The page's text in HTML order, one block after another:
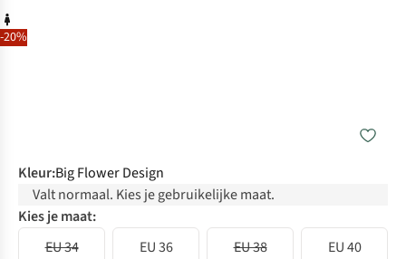
-20%
Kleur:Big Flower Design
Valt normaal. Kies je gebruikelijke maat.
Kies je maat:
EU 34
EU 36 EU 38 EU 40